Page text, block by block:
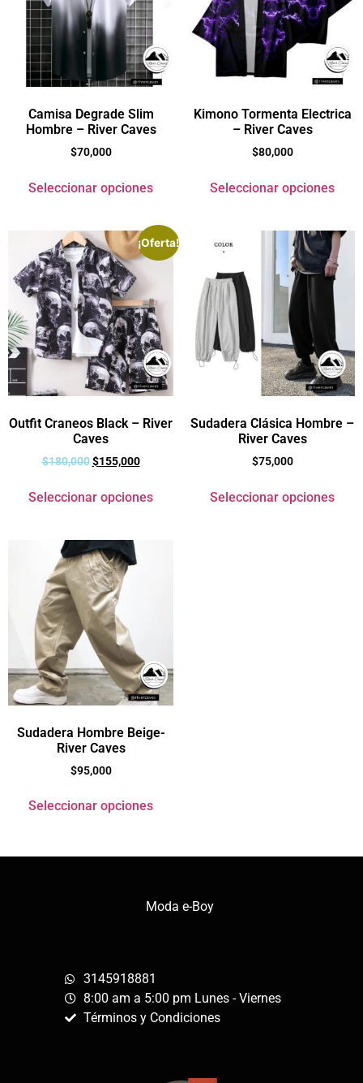
Camisa Degrade Slim
Hombre – River Caves
$70,000
Seleccionar opciones
Kimono Tormenta Electrica
– River Caves
$80,000
Seleccionar opciones
¡Oferta!
Outfit Craneos Black – River
Caves
$180,000 $155,000
Seleccionar opciones
Sudadera Clásica Hombre –
River Caves
$75,000
Seleccionar opciones
Sudadera Hombre Beige-
River Caves
$95,000
Seleccionar opciones
Moda e-Boy
3145918881
8:00 am a 5:00 pm Lunes - Viernes
Términos y Condiciones